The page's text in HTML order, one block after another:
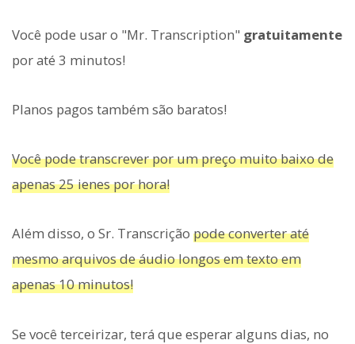
Você pode usar o "Mr. Transcription" gratuitamente
por até 3 minutos!
Planos pagos também são baratos!
Você pode transcrever por um preço muito baixo de
apenas 25 ienes por hora!
Além disso, o Sr. Transcrição pode converter até
mesmo arquivos de áudio longos em texto em
apenas 10 minutos!
Se você terceirizar, terá que esperar alguns dias, no